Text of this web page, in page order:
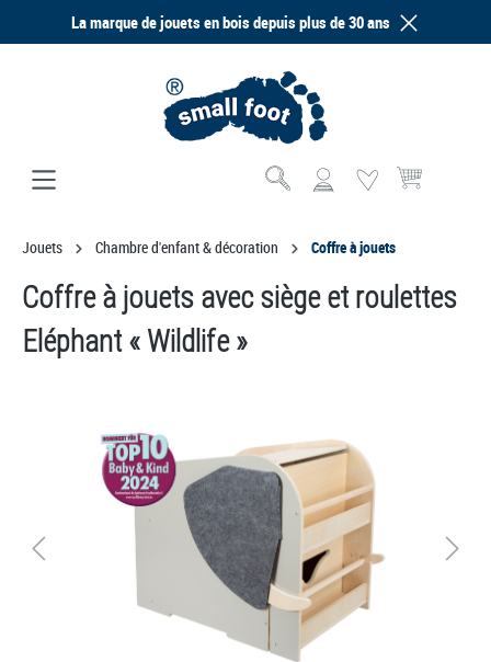
principalLa marque de jouets en bois depuis plus de 30 ans
Le panier
Jouets Chambre d'enfant & décoration Coffre à jouets
Coffre à jouets avec siège et roulettes
Eléphant « Wildlife »
Ignorer la galerie d'images